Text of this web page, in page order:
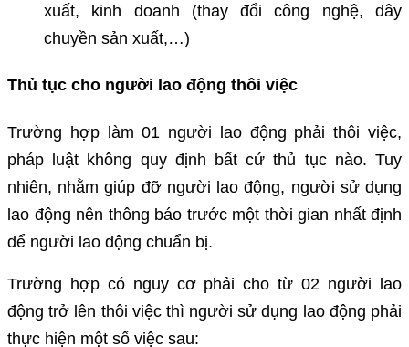
xuất, kinh doanh (thay đổi công nghệ, dây
chuyền sản xuất,…)
Thủ tục cho người lao động thôi việc
Trường hợp làm 01 người lao động phải thôi việc,
pháp luật không quy định bất cứ thủ tục nào. Tuy
nhiên, nhằm giúp đỡ người lao động, người sử dụng
lao động nên thông báo trước một thời gian nhất định
để người lao động chuẩn bị.
Trường hợp có nguy cơ phải cho từ 02 người lao
động trở lên thôi việc thì người sử dụng lao động phải
thực hiện một số việc sau: